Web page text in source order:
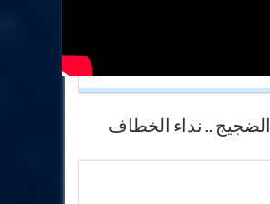
.. نداء الخطاف